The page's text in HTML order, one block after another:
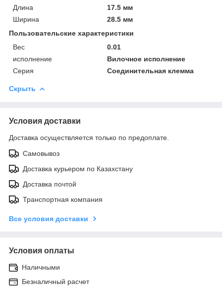
Длина
17.5 мм
Ширина
28.5 мм
Пользовательские характеристики
Вес
0.01
исполнение
Вилочное исполнение
Серия
Соединительная клемма
Скрыть
Условия доставки
Доставка осуществляется только по предоплате.
Самовывоз
Доставка курьером по Казахстану
Доставка почтой
Транспортная компания
Все условия доставки
Условия оплаты
Наличными
Безналичный расчет